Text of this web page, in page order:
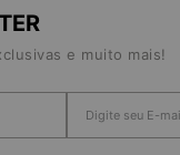
e muito mais!